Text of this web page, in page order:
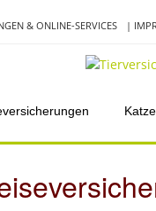
& ONLINE-SERVICES |